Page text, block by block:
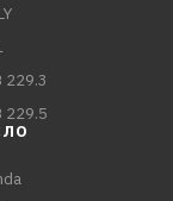
229.3
229.5